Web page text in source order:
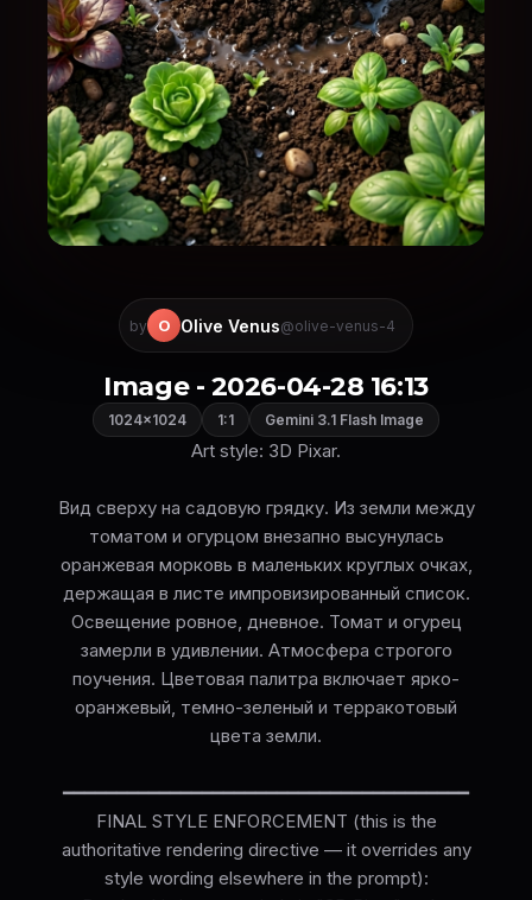
by O Olive Venus@olive-venus-4
Image - 2026-04-28 16:13
1024×1024 1:1 Gemini 3.1 Flash Image
Art style: 3D Pixar.
Вид сверху на садовую грядку. Из земли между
томатом и огурцом внезапно высунулась
оранжевая морковь в маленьких круглых очках,
держащая в листе импровизированный список.
Освещение ровное, дневное. Томат и огурец
замерли в удивлении. Атмосфера строгого
поучения. Цветовая палитра включает ярко-
оранжевый, темно-зеленый и терракотовый
цвета земли.
━━━━━━━━━━━━━━━━━━━━━━━━━━━━━━━━━━━━━━
FINAL STYLE ENFORCEMENT (this is the
authoritative rendering directive — it overrides any
style wording elsewhere in the prompt):